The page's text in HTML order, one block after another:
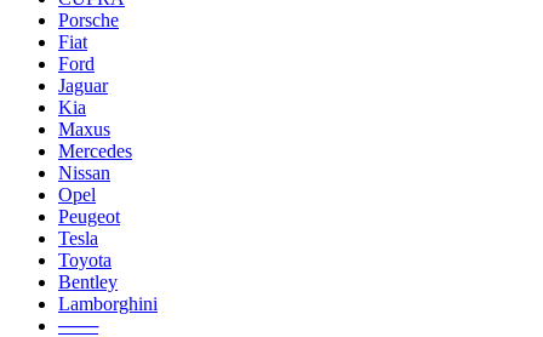
Porsche
Fiat
Ford
Jaguar
Kia
Maxus
Mercedes
Nissan
Opel
Peugeot
Tesla
Toyota
Bentley
Lamborghini
───